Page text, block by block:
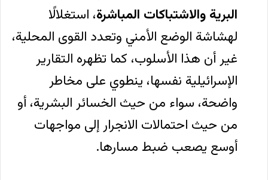
البرية والاشتباكات المباشرة، استغلالًا
لهشاشة الوضع الأمني وتعدد القوى المحلية،
غير أن هذا الأسلوب، كما تظهره التقارير
الإسرائيلية نفسها، ينطوي على مخاطر
واضحة، سواء من حيث الخسائر البشرية، أو
من حيث احتمالات الانجرار إلى مواجهات
أوسع يصعب ضبط مسارها.